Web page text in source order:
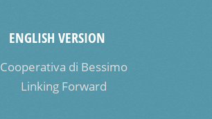
ENGLISH VERSION
Cooperativa di Bessimo
Linking Forward